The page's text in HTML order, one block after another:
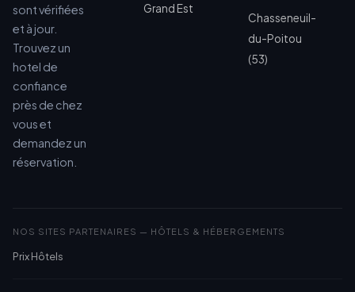
sont vérifiées
et à jour.
Trouvez un
hotel de
confiance
près de chez
vous et
demandez un
réservation.
Grand Est
Chasseneuil-
du-Poitou
(53)
NOS SITES PARTENAIRES — HÔTELS & HÉBERGEMENTS
Prix Hôtels